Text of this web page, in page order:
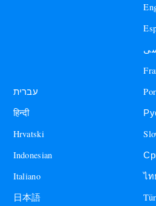
עברית
हिन्दी
Hrvatski
Indonesian
Italiano
日本語
ไท